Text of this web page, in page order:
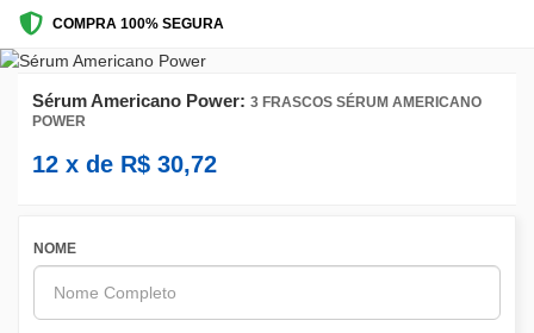
COMPRA 100% SEGURA
Sérum Americano Power: 3 FRASCOS SÉRUM AMERICANO
POWER
12 x de R$ 30,72
NOME